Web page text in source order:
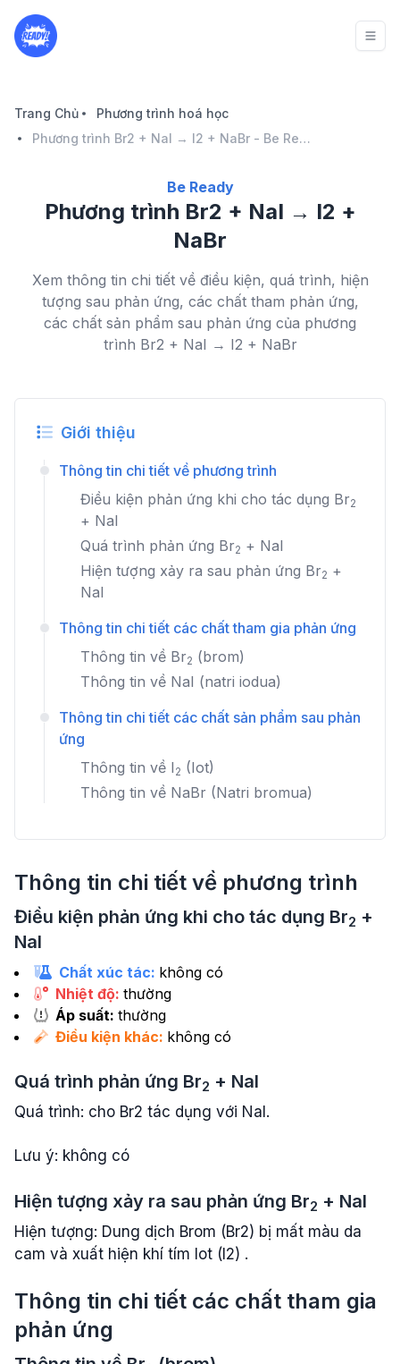
Trang Chủ
Phương trình hoá học
Phương trình Br2 + NaI → I2 + NaBr - Be Ready
Be Ready
Phương trình Br2 + NaI → I2 +
NaBr
Xem thông tin chi tiết về điều kiện, quá trình, hiện
tượng sau phản ứng, các chất tham phản ứng,
các chất sản phẩm sau phản ứng của phương
trình Br2 + NaI → I2 + NaBr
Giới thiệu
Thông tin chi tiết về phương trình
Điều kiện phản ứng khi cho tác dụng Br2
+ NaI
Quá trình phản ứng Br2 + NaI
Hiện tượng xảy ra sau phản ứng Br2 +
NaI
Thông tin chi tiết các chất tham gia phản ứng
Thông tin về Br2 (brom)
Thông tin về NaI (natri iodua)
Thông tin chi tiết các chất sản phẩm sau phản
ứng
Thông tin về I 2 (Iot)
Thông tin về NaBr (Natri bromua)
Thông tin chi tiết về phương trình
Điều kiện phản ứng khi cho tác dụng Br2 +
NaI
Chất xúc tác: không có
Nhiệt độ: thường
Áp suất: thường
Điều kiện khác: không có
Quá trình phản ứng Br2 + NaI
Quá trình: cho Br2 tác dụng với NaI.
Lưu ý: không có
Hiện tượng xảy ra sau phản ứng Br2 + NaI
Hiện tượng: Dung dịch Brom (Br2) bị mất màu da
cam và xuất hiện khí tím Iot (I2) .
Thông tin chi tiết các chất tham gia
phản ứng